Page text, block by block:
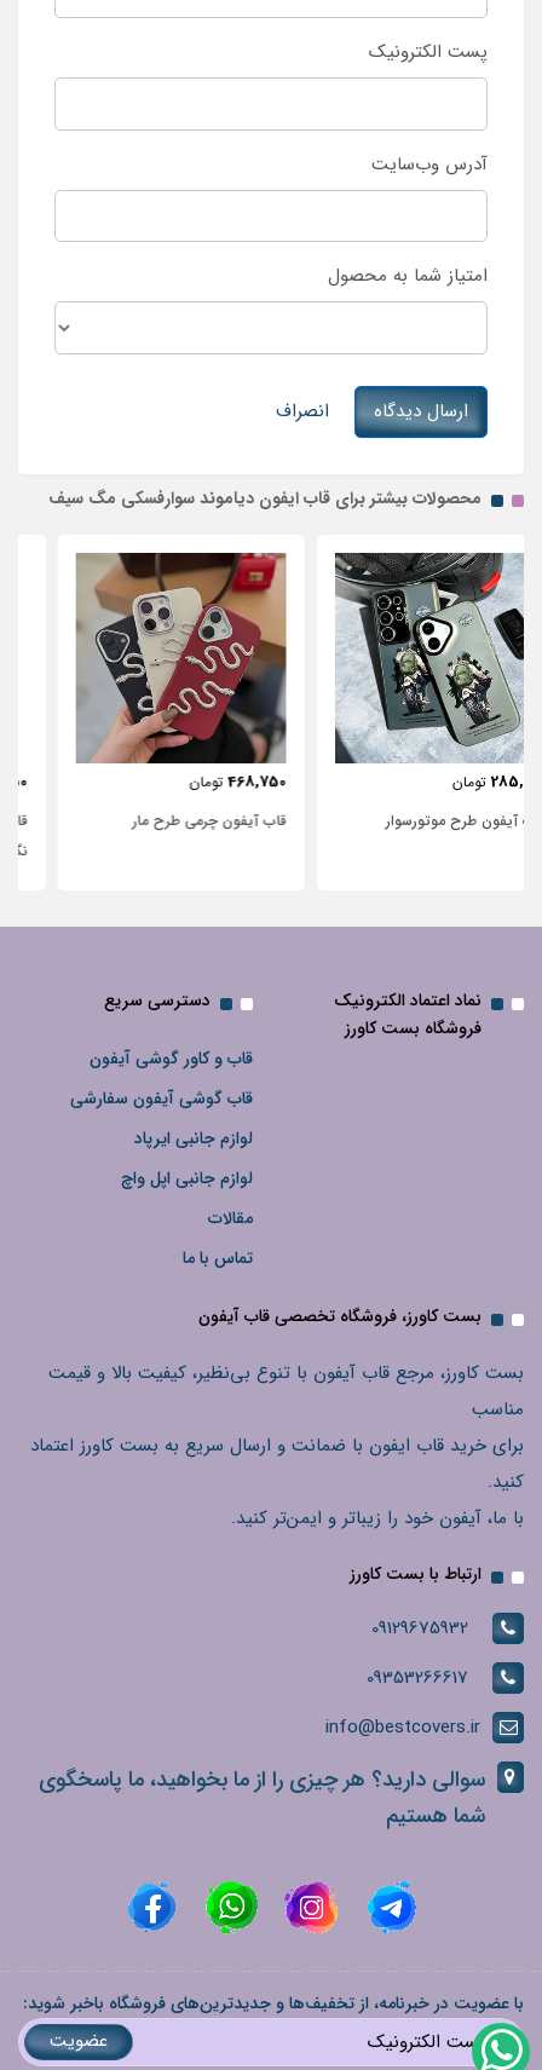
پست الکترونیک
آدرس وب‌سایت
امتیاز شما به محصول
ارسال دیدگاه انصراف
محصولات بیشتر برای قاب ایفون دیاموند سوارفسکی مگ سیف
468,750
قاب آیفون چرمی طرح مار
443,750
قاب آیفون شفاف با پاپیون سفید و
نماد اعتماد الکترونیک
فروشگاه بست کاورز
دسترسی سریع
قاب و کاور گوشی آیفون
قاب گوشی آیفون سفارشی
لوازم جانبی ایرپاد
لوازم جانبی اپل واچ
مقالات
تماس با ما
بست کاورز، فروشگاه تخصصی قاب آیفون
بست کاورز، مرجع قاب آیفون با تنوع بی‌نظیر، کیفیت بالا و قیمت
مناسب
برای خرید قاب ایفون با ضمانت و ارسال سریع به بست کاورز اعتماد
کنید.
با ما، آیفون خود را زیباتر و ایمن‌تر کنید.
ارتباط با بست کاورز
09129675932
09353266617
info@bestcovers.ir
سوالی دارید؟ هر چیزی را از ما بخواهید، ما پاسخگوی
شما هستیم
با عضویت در خبرنامه، از تخفیف‌ها و جدیدترین‌های فروشگاه باخبر شوید:
عضویت